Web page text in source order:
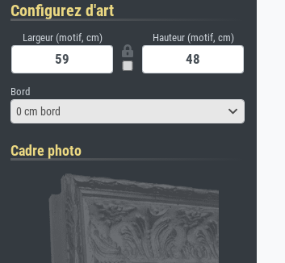
Configurez d'art
Largeur (motif, cm) Hauteur (motif, cm)
Bord
0 cm bord
Cadre photo